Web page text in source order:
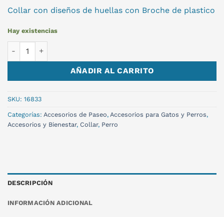
Collar con diseños de huellas con Broche de plastico
Hay existencias
AÑADIR AL CARRITO
SKU: 16833
Categorías: Accesorios de Paseo, Accesorios para Gatos y Perros,
Accesorios y Bienestar, Collar, Perro
DESCRIPCIÓN
INFORMACIÓN ADICIONAL